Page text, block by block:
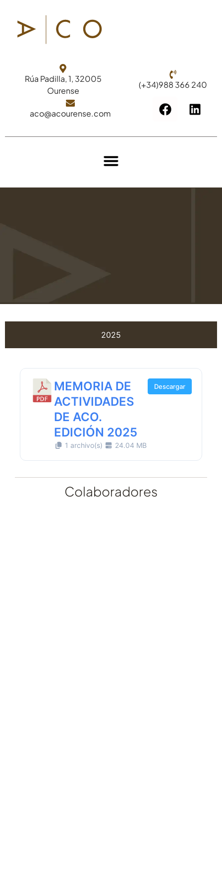
Rúa Padilla, 1, 32005
Ourense
(+34)988 366 240
aco@acourense.com
2025
MEMORIA DE
ACTIVIDADES
DE ACO.
EDICIÓN 2025
1 archivo(s) 24.04 MB
Descargar
Colaboradores